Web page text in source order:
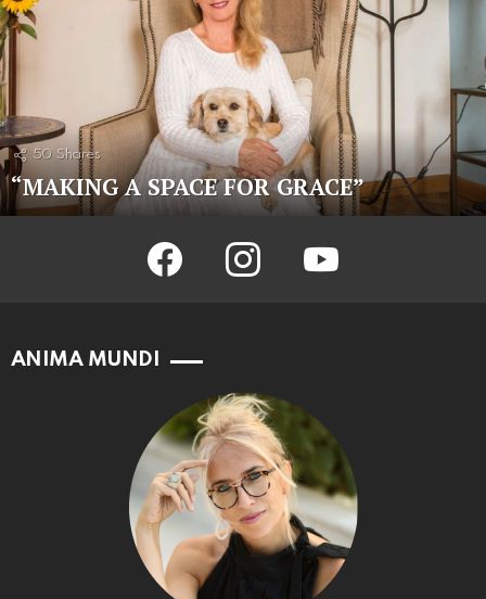
50 Shares
“MAKING A SPACE FOR GRACE”
facebook instagram youtube
ANIMA MUNDI